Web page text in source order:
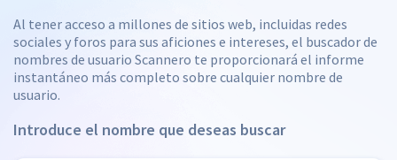
Al tener acceso a millones de sitios web, incluidas redes
sociales y foros para sus aficiones e intereses, el buscador de
nombres de usuario Scannero te proporcionará el informe
instantáneo más completo sobre cualquier nombre de
usuario.
Introduce el nombre que deseas buscar